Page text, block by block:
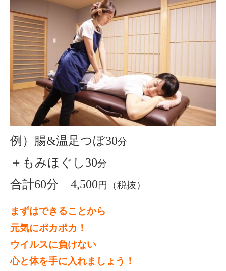
例）腸&温足つぼ30分
＋もみほぐし30分
合計60分 4,500円（税抜）
まずはできることから
元気にポカポカ！
ウイルスに負けない
心と体を手に入れましょう！